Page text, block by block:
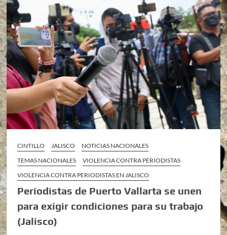
CINTILLO JALISCO
NOTICIAS NACIONALES
TEMAS NACIONALES
VIOLENCIA CONTRA PERIODISTAS
VIOLENCIA CONTRA PERIODISTAS EN JALISCO
Periodistas de Puerto Vallarta se unen
para exigir condiciones para su trabajo
(Jalisco)